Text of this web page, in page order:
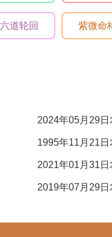
六道轮回 紫微命
2024年05月29日
1995年11月21日
2021年01月31日
2019年07月29日